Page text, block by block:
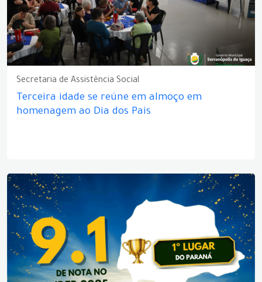
Secretaria de Assistência Social
Terceira idade se reúne em almoço em
homenagem ao Dia dos Pais